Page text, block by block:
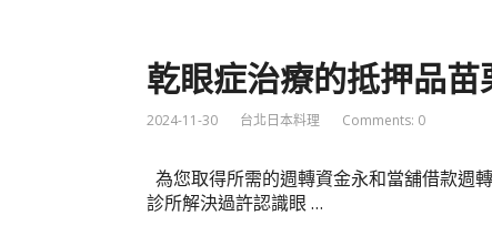
乾眼症治療的抵押品
2024-11-30 台北日本料理 Comments: 0
為您取得所需的週轉資金永和當舖借款週
診所解決過許認識眼 …